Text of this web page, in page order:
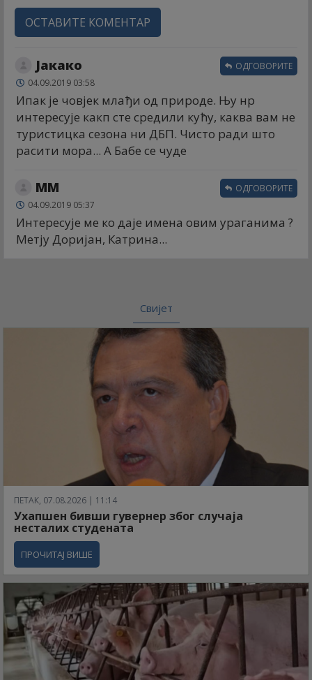
ОСТАВИТЕ КОМЕНТАР
Јакако
04.09.2019 03:58
Ипак је човјек млађи од природе. Њу нр
интересује какп сте средили кућу, каква вам не
туристицка сезона ни ДБП. Чисто ради што
расити мора... А Бабе се чуде
ОДГОВОРИТЕ
ММ
04.09.2019 05:37
Интересује ме ко даје имена овим ураганима ?
Метју Доријан, Катрина...
ОДГОВОРИТЕ
Свијет
ПЕТАК, 07.08.2026 | 11:14
Ухапшен бивши гувернер због случаја
несталих студената
ПРОЧИТАЈ ВИШЕ